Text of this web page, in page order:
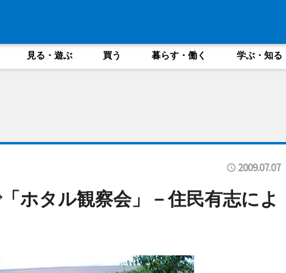
見る・遊ぶ 買う 暮らす・働く 学ぶ・知る
2009.07.07
ホタル観察会」－住民有志によ